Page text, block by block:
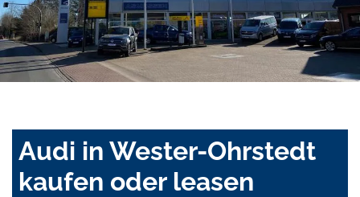
Audi in Wester-Ohrstedt
kaufen oder leasen